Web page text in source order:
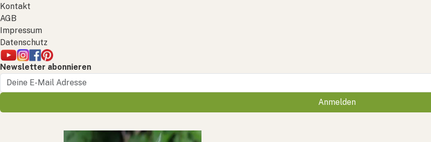
Kontakt
AGB
Impressum
Datenschutz
Newsletter abonnieren
Anmelden